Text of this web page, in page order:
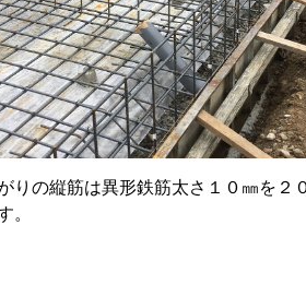
りの縦筋は異形鉄筋太さ１０㎜を２
。